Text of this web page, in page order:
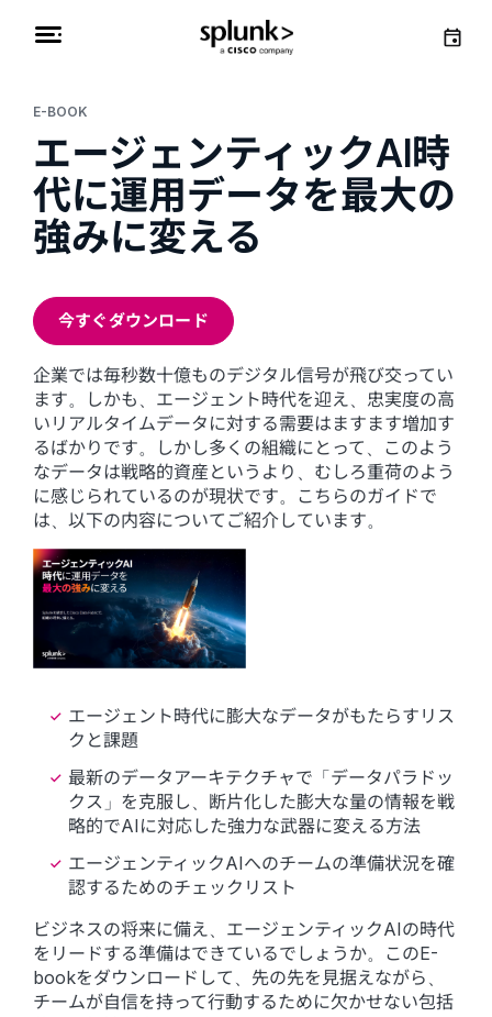
E-BOOK
エージェンティックAI時
代に運用データを最大の
強みに変える
今すぐダウンロード
企業では毎秒数十億ものデジタル信号が飛び交ってい
ます。しかも、エージェント時代を迎え、忠実度の高
いリアルタイムデータに対する需要はますます増加す
るばかりです。しかし多くの組織にとって、このよう
なデータは戦略的資産というより、むしろ重荷のよう
に感じられているのが現状です。こちらのガイドで
は、以下の内容についてご紹介しています。
エージェント時代に膨大なデータがもたらすリス
クと課題
最新のデータアーキテクチャで「データパラドッ
クス」を克服し、断片化した膨大な量の情報を戦
略的でAIに対応した強力な武器に変える方法
エージェンティックAIへのチームの準備状況を確
認するためのチェックリスト
ビジネスの将来に備え、エージェンティックAIの時代
をリードする準備はできているでしょうか。このE-
bookをダウンロードして、先の先を見据えながら、
チームが自信を持って行動するために欠かせない包括